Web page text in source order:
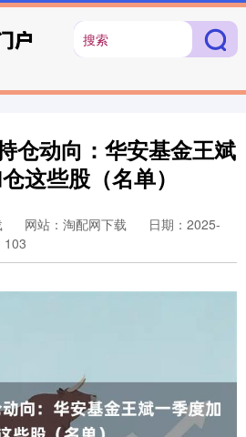
仓动向：华安基金王斌
这些股（名单）
网站：淘配网下载
日期：2025-
103